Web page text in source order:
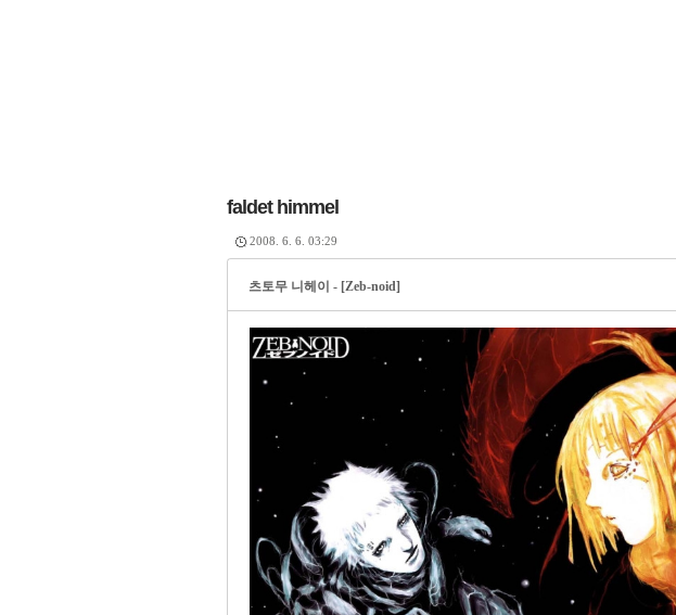
faldet himmel
2008. 6. 6. 03:29
츠토무 니헤이 - [Zeb-noid]